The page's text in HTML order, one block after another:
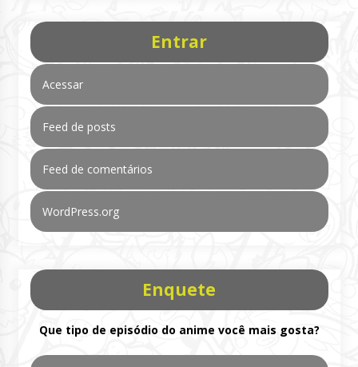
Entrar
Acessar
Feed de posts
Feed de comentários
WordPress.org
Enquete
Que tipo de episódio do anime você mais gosta?